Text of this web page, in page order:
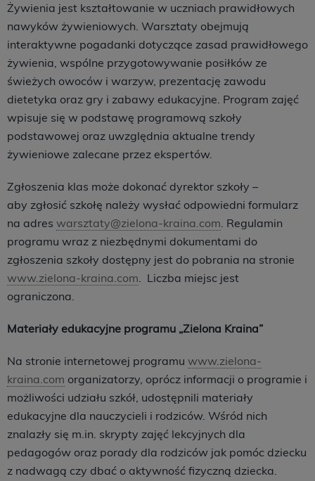
Żywienia jest kształtowanie w uczniach prawidłowych
nawyków żywieniowych. Warsztaty obejmują
interaktywne pogadanki dotyczące zasad prawidłowego
żywienia, wspólne przygotowywanie posiłków ze
świeżych owoców i warzyw, prezentację zawodu
dietetyka oraz gry i zabawy edukacyjne. Program zajęć
wpisuje się w podstawę programową szkoły
podstawowej oraz uwzględnia aktualne trendy
żywieniowe zalecane przez ekspertów.
Zgłoszenia klas może dokonać dyrektor szkoły –
aby zgłosić szkołę należy wysłać odpowiedni formularz
na adres warsztaty@zielona-kraina.com. Regulamin
programu wraz z niezbędnymi dokumentami do
zgłoszenia szkoły dostępny jest do pobrania na stronie
www.zielona-kraina.com. Liczba miejsc jest
ograniczona.
Materiały edukacyjne programu „Zielona Kraina”
Na stronie internetowej programu www.zielona-
kraina.com organizatorzy, oprócz informacji o programie i
możliwości udziału szkół, udostępnili materiały
edukacyjne dla nauczycieli i rodziców. Wśród nich
znalazły się m.in. skrypty zajęć lekcyjnych dla
pedagogów oraz porady dla rodziców jak pomóc dziecku
z nadwagą czy dbać o aktywność fizyczną dziecka.